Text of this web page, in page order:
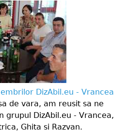
DizAbil.eu - Vrancea
de vara, am reusit sa ne
grupul DizAbil.eu - Vrancea,
Ghita si Razvan.